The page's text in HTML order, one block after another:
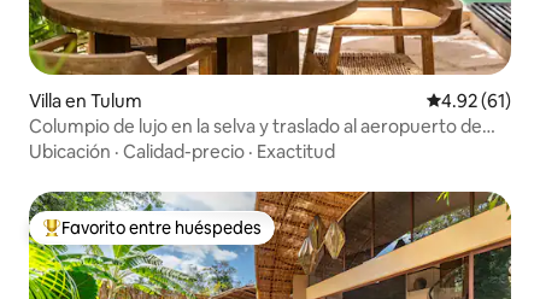
Villa en Tulum Calificación
4.92 (61)
Columpio de lujo en la selva y traslado al aeropuerto de
Tulum incluidos
Ubicación · Calidad-precio · Exactitud
Favorito entre huéspedes preferido
Favorito entre huéspedes